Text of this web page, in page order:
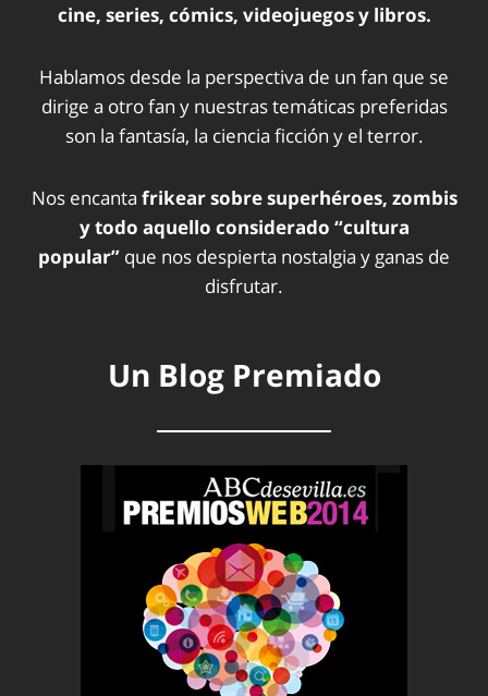
cine, series, cómics, videojuegos y libros.
Hablamos desde la perspectiva de un fan que se
dirige a otro fan y nuestras temáticas preferidas
son la fantasía, la ciencia ficción y el terror.
Nos encanta frikear sobre superhéroes, zombis
y todo aquello considerado “cultura
popular” que nos despierta nostalgia y ganas de
disfrutar.
Un Blog Premiado